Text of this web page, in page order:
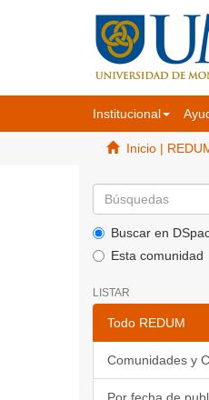
Institucional
Inicio |
Buscar en
Esta comunidad
LISTAR
Todo REDUM
Comunidades y